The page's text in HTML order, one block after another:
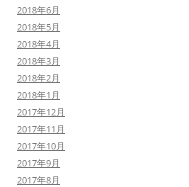
2018年6月
2018年5月
2018年4月
2018年3月
2018年2月
2018年1月
2017年12月
2017年11月
2017年10月
2017年9月
2017年8月